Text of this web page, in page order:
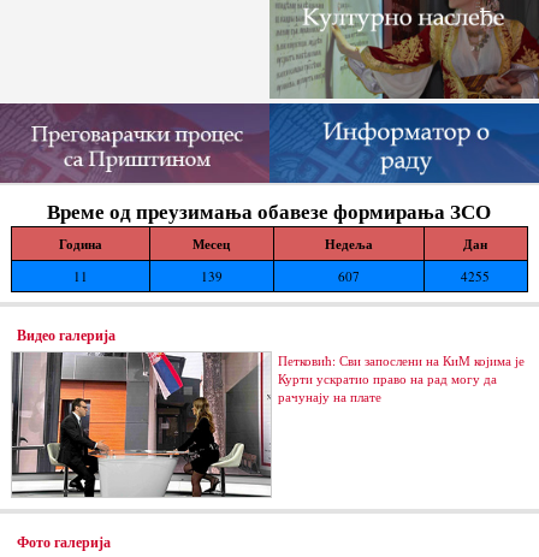
Време од преузимања обавезе формирања ЗСО
Година Месец Недеља Дан
11 139 607 4255
Видео галерија
Петковић: Сви запослени на КиМ којима је
Курти ускратио право на рад могу да
рачунају на плате
Фото галерија